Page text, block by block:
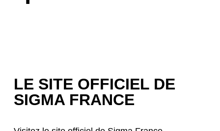
LE SITE OFFICIEL DE
SIGMA FRANCE